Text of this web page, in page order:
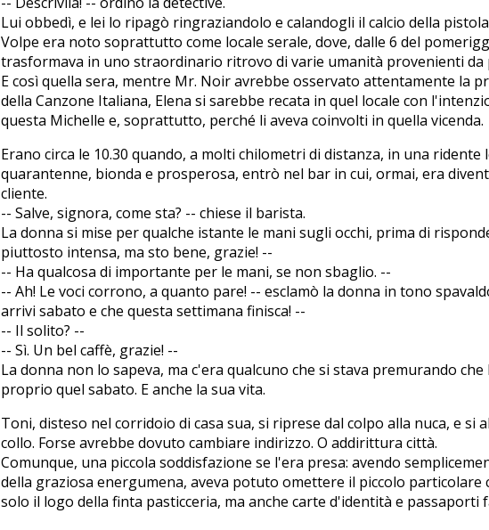
Lui obbedì, e lei lo ripagò ringraziandolo e calandogli il calcio della
Volpe era noto soprattutto come locale serale, dove, dalle 6 del
trasformava in uno straordinario ritrovo di varie umanità provenienti da
E così quella sera, mentre Mr. Noir avrebbe osservato attentamente la
della Canzone Italiana, Elena si sarebbe recata in quel locale con
questa Michelle e, soprattutto, perché li aveva coinvolti in quella vicenda.
Erano circa le 10.30 quando, a molti chilometri di distanza, in una ridente
quarantenne, bionda e prosperosa, entrò nel bar in cui, ormai, era
cliente.
-- Salve, signora, come sta? -- chiese il barista.
La donna si mise per qualche istante le mani sugli occhi, prima di
piuttosto intensa, ma sto bene, grazie! --
-- Ha qualcosa di importante per le mani, se non sbaglio. --
-- Ah! Le voci corrono, a quanto pare! -- esclamò la donna in tono
arrivi sabato e che questa settimana finisca! --
-- Il solito? --
-- Sì. Un bel caffè, grazie! --
La donna non lo sapeva, ma c'era qualcuno che si stava premurando
proprio quel sabato. E anche la sua vita.
Toni, disteso nel corridoio di casa sua, si riprese dal colpo alla nuca, e si
collo. Forse avrebbe dovuto cambiare indirizzo. O addirittura città.
Comunque, una piccola soddisfazione se l'era presa: avendo
della graziosa energumena, aveva potuto omettere il piccolo particolare
solo il logo della finta pasticceria, ma anche carte d'identità e passaporti